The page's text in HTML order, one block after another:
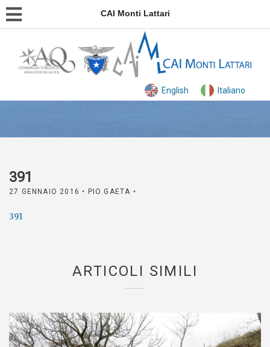
CAI Monti Lattari
English Italiano
391
27 GENNAIO 2016 • PIO GAETA •
391
ARTICOLI SIMILI